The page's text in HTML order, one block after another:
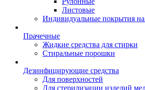
Листовые
Индивидуальные покрытия на
Прачечные
Жидкие средства для стирки
Стиральные порошки
Дезинфицирующие средства
Для поверхностей
Для стерилизации изделий